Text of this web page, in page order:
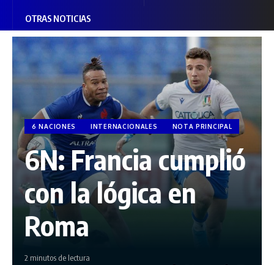
OTRAS NOTICIAS
6 NACIONES INTERNACIONALES NOTA PRINCIPAL
6N: Francia cumplió
con la lógica en
Roma
2 minutos de lectura